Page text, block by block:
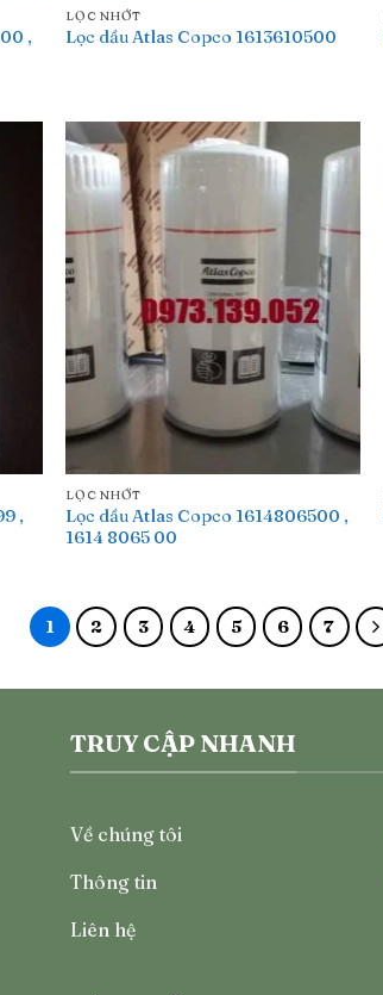
,
LỌC NHỚT
Lọc dầu Atlas Copco 1613610500
,
LỌC NHỚT
Lọc dầu Atlas Copco 1614806500 ,
1614 8065 00
1 2 3 4 5 6 7
TRUY CẬP NHANH
Về chúng tôi
Thông tin
Liên hệ